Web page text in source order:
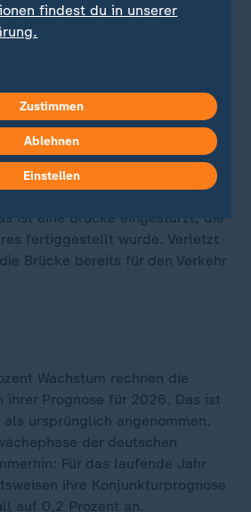
ist eine Brücke eingestürzt, die
fertiggestellt wurde. Verletzt
Brücke bereits für den Verkehr
Wachstum rechnen die
ihrer Prognose für 2026. Das ist
ursprünglich angenommen.
der deutschen
Für das laufende Jahr
ihre Konjunkturprognose
auf 0,2 Prozent an.
findest du in unserer
Zustimmen
Ablehnen
Einstellen